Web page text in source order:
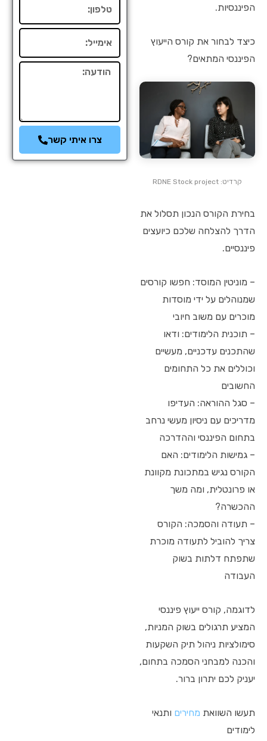
הפיננסיות.
כיצד לבחור את קורס הייעוץ
הפיננסי המתאים?
קרדיט: RDNE Stock project
בחירת הקורס הנכון תסלול את
הדרך להצלחה שלכם כיועצים
פיננסיים.
– מוניטין המוסד: חפשו קורסים
שמנוהלים על ידי מוסדות
מוכרים עם משוב חיובי
– תוכנית הלימודים: ודאו
שהתכנים עדכניים, מעשיים
וכוללים את כל התחומים
החשובים
– סגל ההוראה: העדיפו
מדריכים עם ניסיון מעשי נרחב
בתחום הפיננסי וההדרכה
– גמישות הלימודים: האם
הקורס נגיש במתכונת מקוונת
או פרונטלית, ומה משך
ההכשרה?
– תעודה והסמכה: הקורס
צריך להוביל לתעודה מוכרת
שתפתח דלתות בשוק
העבודה
לדוגמה, קורס ייעוץ פיננסי
המציע תרגולים בשוק המניות,
סימולציות ניהול תיק השקעות
והכנה למבחני הסמכה בתחום,
יעניק לכם יתרון ברור.
תעשו השוואת מחירים ותנאי
לימודים
הודעה
צרו איתי קשר